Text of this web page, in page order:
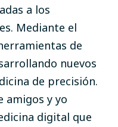
a los
Mediante el
de
nuevos
de precisión.
amigos y yo
digital que